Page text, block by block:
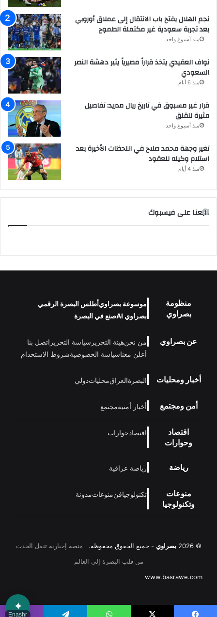
نجم الهلال يفتح باب الانتقال إلى عملاق أوروبي
بعد تجربة سعودية غير مكتملة الطموح
منذ أسبوع واحد
نواف العقيدي يتخذ قراراً مصيرياً يثير دهشة النصر
السعودي
منذ 6 أيام
قرار غير مسبوق في تاريخ ريال مدريد: تفاصيل
مثيرة للقلق
منذ أسبوع واحد
تغير وجهة محمد صلاح في اللحظات الأخيرة بعد
استلام وكيله للعقود
منذ 4 أيام
تابعنا على فيسبوك
منظومة
بصراوي
موسوعة بصراويأطلس البصرة الرقمي
بصراوي AI
صنع في البصرة
عن بصراوي من نحنهيئة التحرير سياسة التحرير اتصل بنا
أعلن معناسياسة الخصوصيةشروط الاستخدام
أخبار ومحليات البصرةالعراقمحلياتدولي
أمن ومجتمع أخبار أمنيةمجتمع
اقتصاد
وحوارات
اقتصادحوارات
رياضة رياضة عراقية
منوعات
وتكنولوجيا
تكنولوجيافنمنوعاتمدونة
© 2026 بصراوي - جميع الحقوق محفوظة.
منصة إخبارية تنقل الحدث
من قلب البصرة إلى العالم
www.basrawe.com
✦
Enashr